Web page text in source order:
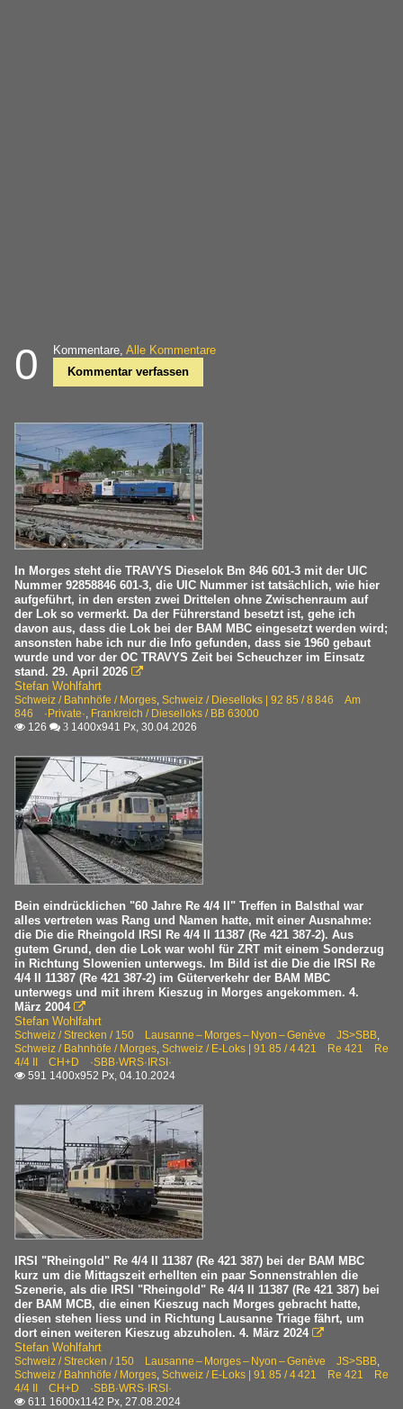
0 Kommentare, Alle Kommentare
Kommentar verfassen
In Morges steht die TRAVYS Dieselok Bm 846 601-3 mit der UIC
Nummer 92858846 601-3, die UIC Nummer ist tatsächlich, wie hier
aufgeführt, in den ersten zwei Drittelen ohne Zwischenraum auf
der Lok so vermerkt. Da der Führerstand besetzt ist, gehe ich
davon aus, dass die Lok bei der BAM MBC eingesetzt werden wird;
ansonsten habe ich nur die Info gefunden, dass sie 1960 gebaut
wurde und vor der OC TRAVYS Zeit bei Scheuchzer im Einsatz
stand. 29. April 2026 
Stefan Wohlfahrt
Schweiz / Bahnhöfe / Morges Schweiz / Dieselloks | 92 85 / 8 846 Am
846 ·Private· Frankreich / Dieselloks / BB 63000
 126  3 1400x941 Px, 30.04.2026
Bein eindrücklichen "60 Jahre Re 4/4 II" Treffen in Balsthal war
alles vertreten was Rang und Namen hatte, mit einer Ausnahme:
die Die die Rheingold IRSI Re 4/4 II 11387 (Re 421 387-2). Aus
gutem Grund, den die Lok war wohl für ZRT mit einem Sonderzug
in Richtung Slowenien unterwegs. Im Bild ist die Die die IRSI Re
4/4 II 11387 (Re 421 387-2) im Güterverkehr der BAM MBC
unterwegs und mit ihrem Kieszug in Morges angekommen. 4.
März 2004 
Stefan Wohlfahrt
Schweiz / Strecken / 150 Lausanne – Morges – Nyon – Genève JS>SBB
Schweiz / Bahnhöfe / Morges Schweiz / E-Loks | 91 85 / 4 421 Re 421 Re
4/4 II CH+D ·SBB·WRS·IRSI·
 591 1400x952 Px, 04.10.2024
IRSI "Rheingold" Re 4/4 II 11387 (Re 421 387) bei der BAM MBC
kurz um die Mittagszeit erhellten ein paar Sonnenstrahlen die
Szenerie, als die IRSI "Rheingold" Re 4/4 II 11387 (Re 421 387) bei
der BAM MCB, die einen Kieszug nach Morges gebracht hatte,
diesen stehen liess und in Richtung Lausanne Triage fährt, um
dort einen weiteren Kieszug abzuholen. 4. März 2024 
Stefan Wohlfahrt
Schweiz / Strecken / 150 Lausanne – Morges – Nyon – Genève JS>SBB
Schweiz / Bahnhöfe / Morges Schweiz / E-Loks | 91 85 / 4 421 Re 421 Re
4/4 II CH+D ·SBB·WRS·IRSI·
 611 1600x1142 Px, 27.08.2024